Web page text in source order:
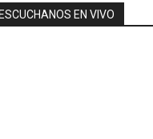
ESCUCHANOS EN VIVO